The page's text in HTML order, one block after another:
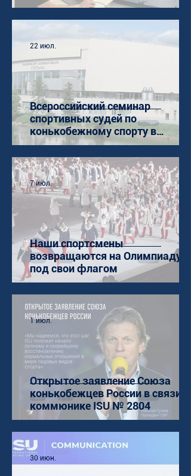
Всероссийский семинар
спортивных судей по
конькобежному спорту в
Коломне
22 июл.
Наши спортсмены
возвращаются на Олимпиаду
под свои флагом
7 июл.
Открытое заявление Союза
конькобежцев России в связи с
коммюнике ISU № 2804
1 июл.
30 июн.